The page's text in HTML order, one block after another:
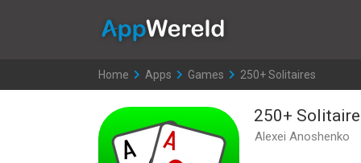
Home >
Apps >
Games >
250+ Solitaires
250+
Alexei Anoshenko